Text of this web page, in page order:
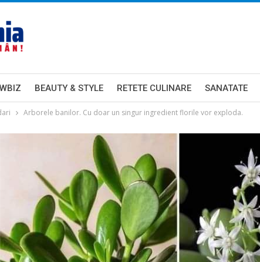
BEAUTY & STYLE RETETE CULINARE SANATATE
Arborele banilor. Cu doar un singur ingredient florile vor exploda.